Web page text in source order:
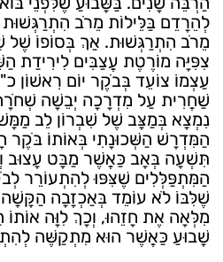
לְהֵרָדֵם בַּלֵּילוֹת מֵרֹב
מֵרֹב הִתְרַגְּשׁוּת. אַךְ בְּסוֹפוֹ שֶׁל
צִפִּיָּה מוֹרֶטֶת עֲצַבִּים לִירִידַת
עַצְמוֹ צוֹעֵד בְּבֹקֶר יוֹם רִאשׁוֹן
שַׁחֲרִית עַל מִדְרָכָה יְבֵשָׁה
נִמְצָא בְּמַצָּב שֶׁל שִׁבְרוֹן לֵב
הַמִּדְרָשׁ הַשְּׁכוּנָתִי בְּאוֹתוֹ בֹּקֶר
תִּשְׁעָה בְּאָב כַּאֲשֶׁר מַבָּט עָצוּב
הַמִּתְפַּלְּלִים שֶׁצִּפּוּ לְהִתְעוֹרֵר
שֶׁלִּבּוֹ לֹא עוֹמֵד בְּאַכְזָבָה
מִלְּאָה אֶת חָזֵהוּ, וְכָךְ לִוָּה
שָׁבוּעַ כַּאֲשֶׁר הוּא מִתְקַשֶּׁה